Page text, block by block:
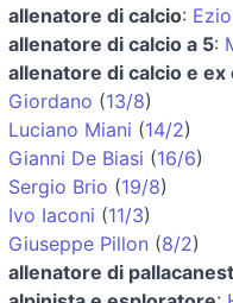
allenatore di calcio:
allenatore di calcio a 5:
allenatore di calcio e ex
Giordano (13/8)
Luciano Miani (14/2)
Gianni De Biasi (16/6)
Sergio Brio (19/8)
Ivo Iaconi (11/3)
Giuseppe Pillon (8/2)
allenatore di